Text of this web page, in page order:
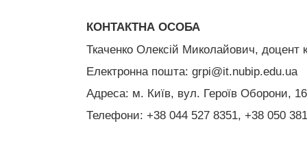
КОНТАКТНА ОСОБА
Ткаченко Олексій Миколайович, доцент
Електронна пошта: grpi@it.nubip.edu.ua
Адреса: м. Київ, вул. Героїв Оборони,
Телефони: +38 044 527 8351, +38 050